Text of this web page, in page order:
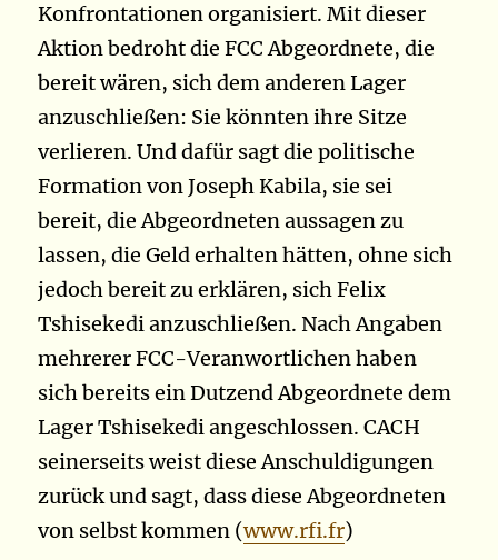
Konfrontationen organisiert. Mit dieser
Aktion bedroht die FCC Abgeordnete, die
bereit wären, sich dem anderen Lager
anzuschließen: Sie könnten ihre Sitze
verlieren. Und dafür sagt die politische
Formation von Joseph Kabila, sie sei
bereit, die Abgeordneten aussagen zu
lassen, die Geld erhalten hätten, ohne sich
jedoch bereit zu erklären, sich Felix
Tshisekedi anzuschließen. Nach Angaben
mehrerer FCC-Veranwortlichen haben
sich bereits ein Dutzend Abgeordnete dem
Lager Tshisekedi angeschlossen. CACH
seinerseits weist diese Anschuldigungen
zurück und sagt, dass diese Abgeordneten
von selbst kommen (www.rfi.fr)